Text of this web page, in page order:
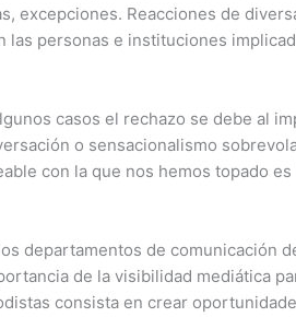
excepciones. Reacciones de
personas e instituciones
casos el rechazo se debe al
o sensacionalismo
con la que nos hemos topado
departamentos de comunicación
de la visibilidad mediática
consista en crear